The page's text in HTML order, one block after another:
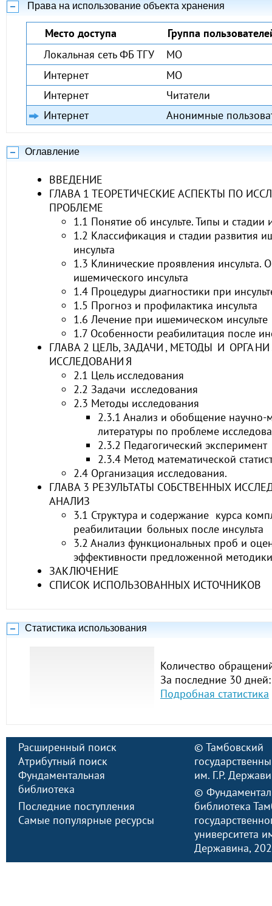
Права на использование объекта хранения
Место доступа
Группа
Локальная сеть ФБ ТГУ
МО
Интернет
МО
Интернет
Читатели
Интернет
Анонимные
Оглавление
ВВЕДЕНИЕ
ГЛАВА 1 ТЕОРЕТИЧЕСКИЕ АСПЕКТЫ ПО
ПРОБЛЕМЕ
1.1 Понятие об инсульте. Типы и стадии
1.2 Классификация и стадии развития
инсульта
1.3 Клинические проявления инсульта.
ишемического инсульта
1.4 Процедуры диагностики при
1.5 Прогноз и профилактика инсульта
1.6 Лечение при ишемическом инсульте
1.7 Особенности реабилитация после
ГЛАВА 2 ЦЕЛЬ, ЗАДАЧИ , МЕТОДЫ И ОРГА НИ
ИССЛЕДОВАНИ Я
2.1 Цель исследования
2.2 Задачи исследования
2.3 Методы исследования
2.3.1 Анализ и обобщение научно-
литературы по проблеме
2.3.2 Педагогический эксперимент
2.3.4 Метод математической
2.4 Организация исследования.
ГЛАВА 3 РЕЗУЛЬТАТЫ СОБСТВЕННЫХ
АНАЛИЗ
3.1 Структура и содержание курса
реабилитации больных после инсульта
3.2 Анализ функциональных проб и
эффективности предложенной методики
ЗАКЛЮЧЕНИЕ
СПИСОК ИСПОЛЬЗОВАННЫХ ИСТОЧНИКОВ
Статистика использования
Количество
За последние 30
Подробная статистика
Расширенный поиск
Атрибутный поиск
Фундаментальная
библиотека
Последние поступления
Самые популярные ресурсы
© Тамбовский
им. Г.Р.
©
библиотека
университета
Державина,